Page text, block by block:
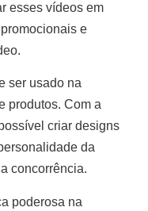
esses vídeos em
e
ser usado na
produtos. Com a
criar designs
da
concorrência.
poderosa na